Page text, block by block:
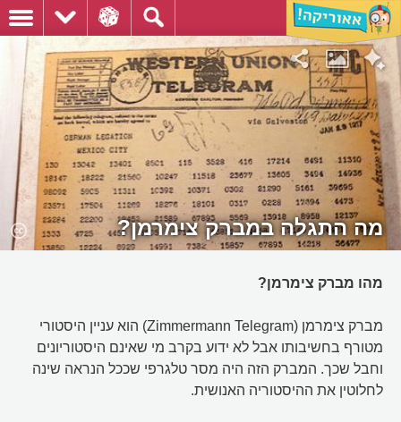
מה התגלה במברק צימרמן?
מהו מברק צימרמן?
מברק צימרמן (Zimmermann Telegram) הוא עניין היסטורי
מטורף בחשיבותו אבל לא ידוע בקרב מי שאינם היסטוריונים
וחבל שכך. המברק הזה היה מסר טלגרפי שככל הנראה שינה
לחלוטין את ההיסטוריה האנושית.